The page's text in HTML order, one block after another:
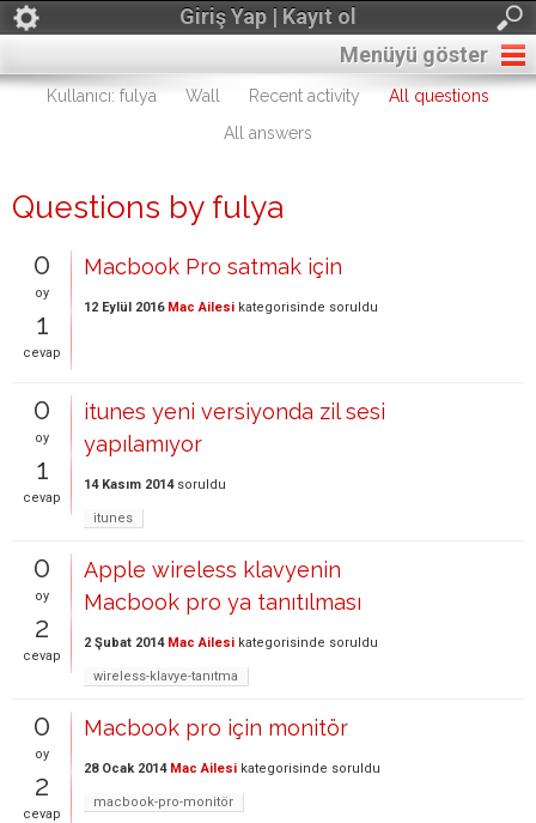
Giriş Yap | Kayıt ol
Menüyü göster
Kullanıcı: fulya Wall Recent activity
All questions
All answers
Questions by fulya
0
oy
1
cevap
Macbook Pro satmak için
12 Eylül 2016 Mac Ailesi kategorisinde soruldu
0
oy
1
cevap
itunes yeni versiyonda zil sesi
yapılamıyor
14 Kasım 2014 soruldu
itunes
0
oy
2
cevap
Apple wireless klavyenin
Macbook pro ya tanıtılması
2 Şubat 2014 Mac Ailesi kategorisinde soruldu
wireless-klavye-tanıtma
0
oy
2
cevap
Macbook pro için monitör
28 Ocak 2014 Mac Ailesi kategorisinde soruldu
macbook-pro-monitör